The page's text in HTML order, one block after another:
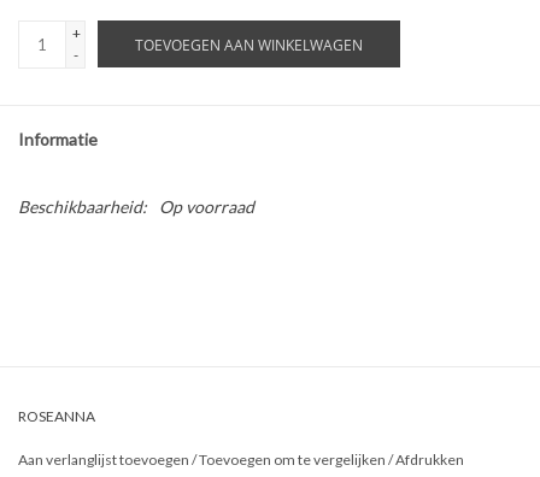
+
-
TOEVOEGEN AAN WINKELWAGEN
Informatie
Beschikbaarheid: Op voorraad
ROSEANNA
Aan verlanglijst toevoegen /Toevoegen om te vergelijken /Afdrukken